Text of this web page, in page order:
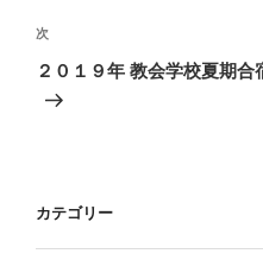
ゲ
ー
シ
次
の
次
２０１９年 教会学校夏期
カテゴリー